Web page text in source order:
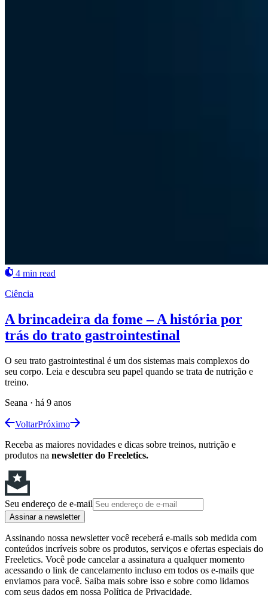
4 min read
Ciência
A brincadeira da fome – A história por
trás do trato gastrointestinal
O seu trato gastrointestinal é um dos sistemas mais complexos do
seu corpo. Leia e descubra seu papel quando se trata de nutrição e
treino.
Seana · há 9 anos
VoltarPróximo
Receba as maiores novidades e dicas sobre treinos, nutrição e
produtos na newsletter do Freeletics.
Seu endereço de e-mail
Assinar a newsletter
Assinando nossa newsletter você receberá e-mails sob medida com
conteúdos incríveis sobre os produtos, serviços e ofertas especiais do
Freeletics. Você pode cancelar a assinatura a qualquer momento
acessando o link de cancelamento incluso em todos os e-mails que
enviamos para você. Saiba mais sobre isso e sobre como lidamos
com seus dados em nossa Política de Privacidade.